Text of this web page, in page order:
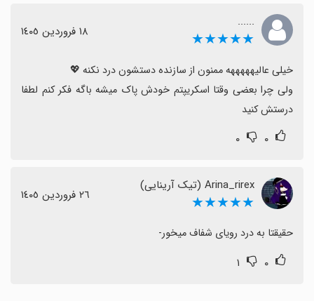
......
★★★★★ ١٨ فروردین ١٤٠٥
درستش کنید
۰ ۰
Arina_rirex (تیک آرینایی)
★★★★★ ٢٦ فروردین ١٤٠٥
حقیقتا به درد رویای شفاف میخور-
۰ ۱